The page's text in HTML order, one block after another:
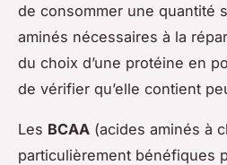
de consommer une quantité
aminés nécessaires à la
du choix d’une protéine en
de vérifier qu’elle contient
Les BCAA (acides aminés à
particulièrement bénéfiques